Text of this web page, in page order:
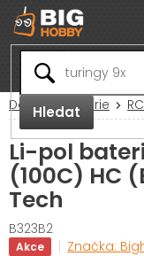
Přejít
na
obsah
Hledat
Domů Baterie
Li-pol
(100C) HC
Tech
B323B2
Akce Značka: